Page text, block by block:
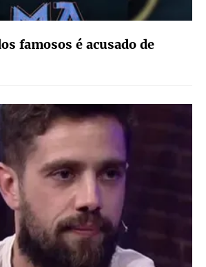
famosos é acusado de